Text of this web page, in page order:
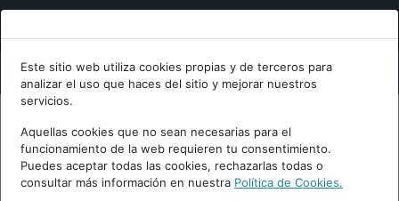
Este sitio web utiliza cookies propias y de terceros para
analizar el uso que haces del sitio y mejorar nuestros
servicios.
Aquellas cookies que no sean necesarias para el
funcionamiento de la web requieren tu consentimiento.
Puedes aceptar todas las cookies, rechazarlas todas o
consultar más información en nuestra Política de Cookies.